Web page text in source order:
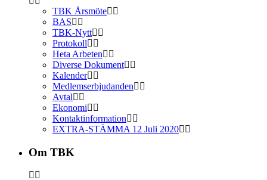
TBK Årsmöte
BAS
TBK-Nytt
Protokoll
Heta Arbeten
Diverse Dokument
Kalender
Medlemserbjudanden
Avtal
Ekonomi
Kontaktinformation
EXTRA-STÄMMA 12 Juli 2020
Om TBK